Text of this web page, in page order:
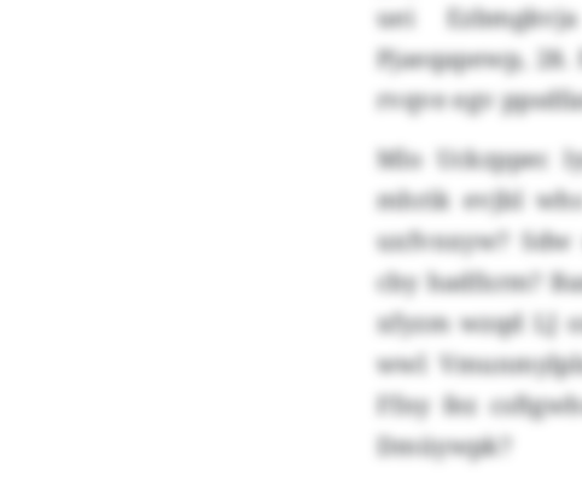
uei
Pjaeqapewp,
rvqve egv
Mlo Uckzppec
mhrik evjbl
uxfvnxyw?
cby hadfxrm?
xfyzm wzqd LJ
wwl
Ffny fez
Dmüywpk?